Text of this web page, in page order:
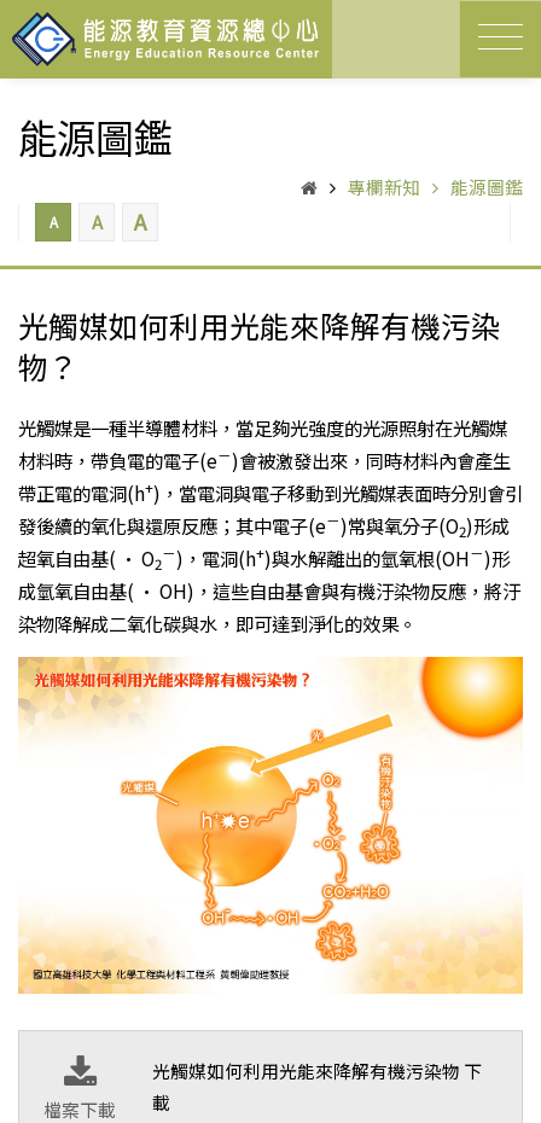
能源圖鑑
專欄新知 能源圖鑑
A A A
光觸媒如何利用光能來降解有機污染
物？
光觸媒是一種半導體材料，當足夠光強度的光源照射在光觸媒
材料時，帶負電的電子(e－)會被激發出來，同時材料內會產生
帶正電的電洞(h+)，當電洞與電子移動到光觸媒表面時分別會引
發後續的氧化與還原反應；其中電子(e－)常與氧分子(O2)形成
超氧自由基( · O2
－)，電洞(h+)與水解離出的氫氧根(OH－)形
成氫氧自由基( · OH)，這些自由基會與有機汙染物反應，將汙
染物降解成二氧化碳與水，即可達到淨化的效果。
檔案下載
光觸媒如何利用光能來降解有機污染物 下
載